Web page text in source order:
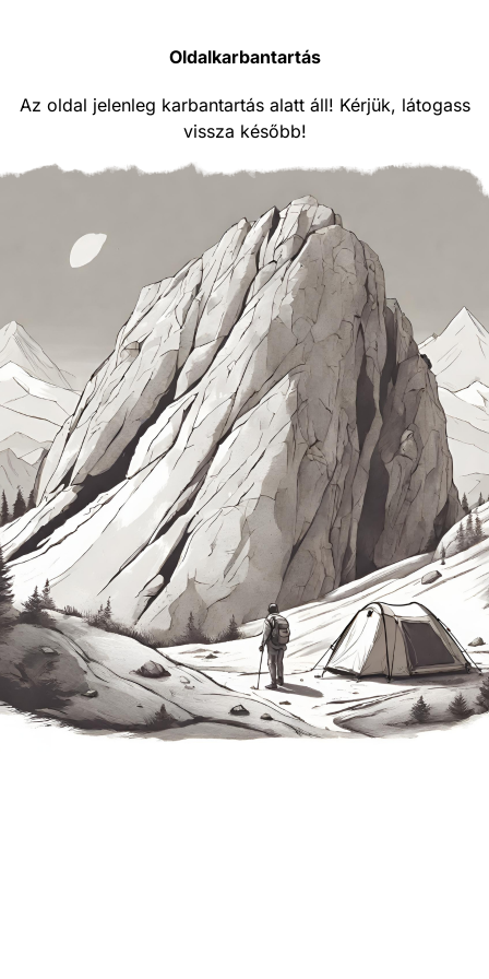
Oldalkarbantartás
Az oldal jelenleg karbantartás alatt áll! Kérjük, látogass
vissza később!